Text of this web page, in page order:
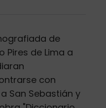
de
Pires de Lima a
con
San Sebastián y